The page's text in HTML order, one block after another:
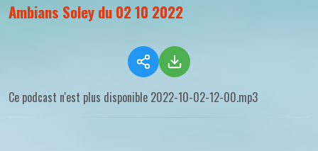
Ambians Soley du 02 10 2022
Ce podcast n'est plus disponible 2022-10-02-12-00.mp3